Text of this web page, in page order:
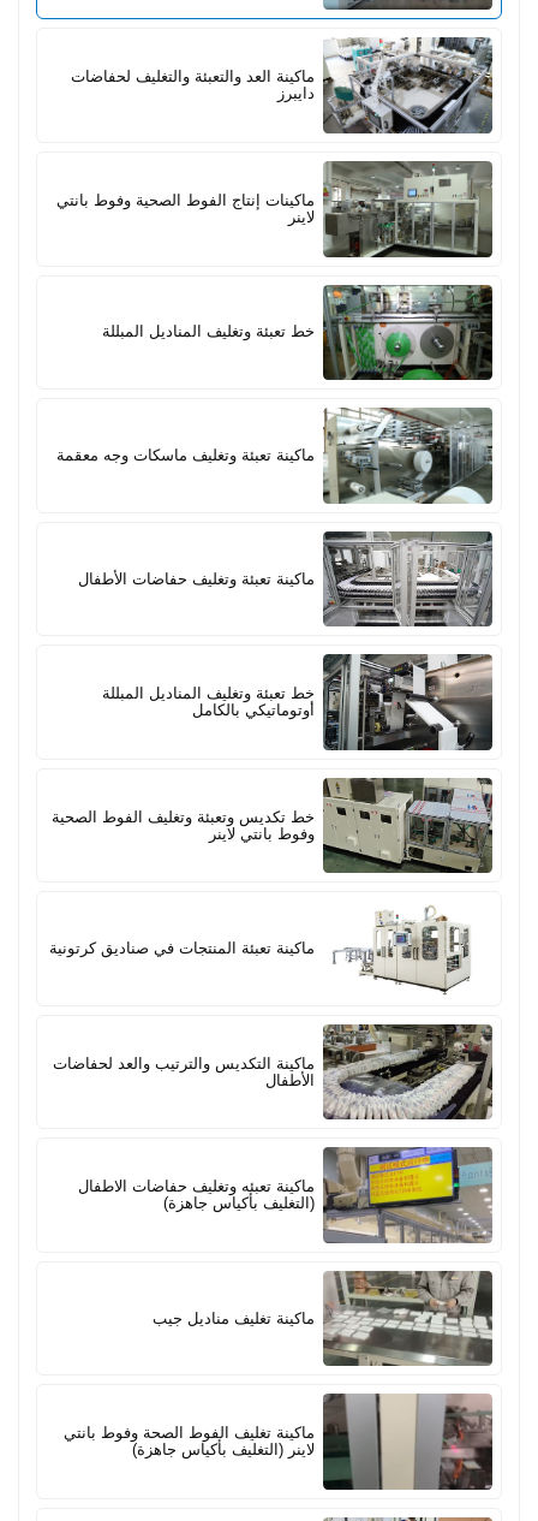
ماكينة العد والتعبئة والتغليف لحفاضات
دايبرز
ماكينات إنتاج الفوط الصحية وفوط بانتي
لاينر
خط تعبئة وتغليف المناديل المبللة
ماكينة تعبئة وتغليف ماسكات وجه معقمة
ماكينة تعبئة وتغليف حفاضات الأطفال
خط تعبئة وتغليف المناديل المبللة
أوتوماتيكي بالكامل
خط تكديس وتعبئة وتغليف الفوط الصحية
وفوط بانتي لاينر
ماكينة تعبئة المنتجات في صناديق كرتونية
ماكينة التكديس والترتيب والعد لحفاضات
الأطفال
ماكينة تعبئه وتغليف حفاضات الاطفال
(التغليف بأكياس جاهزة)
ماكينة تغليف مناديل جيب
ماكينة تغليف الفوط الصحة وفوط بانتي
لاينر (التغليف بأكياس جاهزة)